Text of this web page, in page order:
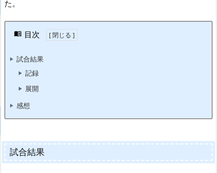
た。
目次
試合結果
記録
展開
感想
試合結果